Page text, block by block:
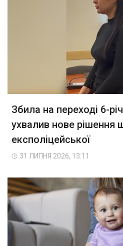
Збила на переході 6-
ухвалив нове рішення
експоліцейської
31 ЛИПНЯ 2026, 13:11